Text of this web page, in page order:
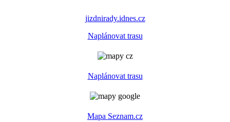
jizdnirady.idnes.cz
Naplánovat trasu
Naplánovat trasu
Mapa Seznam.cz